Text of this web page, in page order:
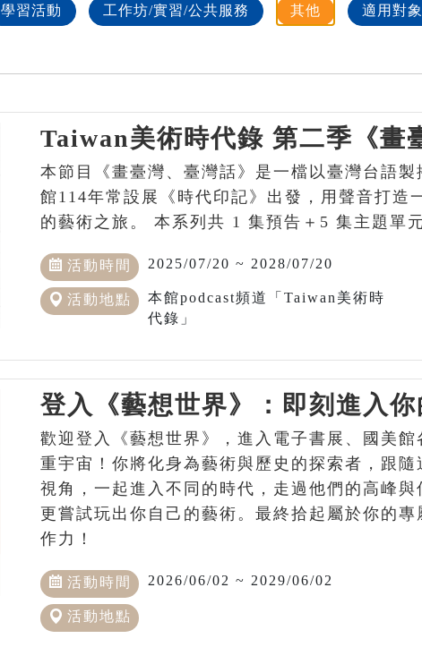
學習活動 工作坊/實習/公共服務 其他 適用對象
Taiwan美術時代錄 第二季《畫
本節目《畫臺灣、臺灣話》是一檔以臺灣台語
館114年常設展《時代印記》出發，用聲音打造
的藝術之旅。 本系列共 1 集預告＋5 集主題單
活動時間 2025/07/20 ~ 2028/07/20
活動地點
本館podcast頻道「Taiwan美術時
代錄」
登入《藝想世界》：即刻進入
歡迎登入《藝想世界》，進入電子書展、國美
重宇宙！你將化身為藝術與歷史的探索者，跟
視角，一起進入不同的時代，走過他們的高峰
更嘗試玩出你自己的藝術。最終拾起屬於你的
作力！
活動時間 2026/06/02 ~ 2029/06/02
活動地點